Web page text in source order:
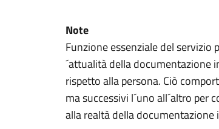
Note
Funzione essenziale del servizio
´attualità della documentazione
rispetto alla persona. Ciò
ma successivi l´uno all´altro
alla realtà della documentazione